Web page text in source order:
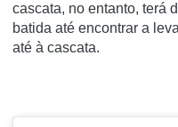
cascata, no entanto, terá
batida até encontrar a
até à cascata.